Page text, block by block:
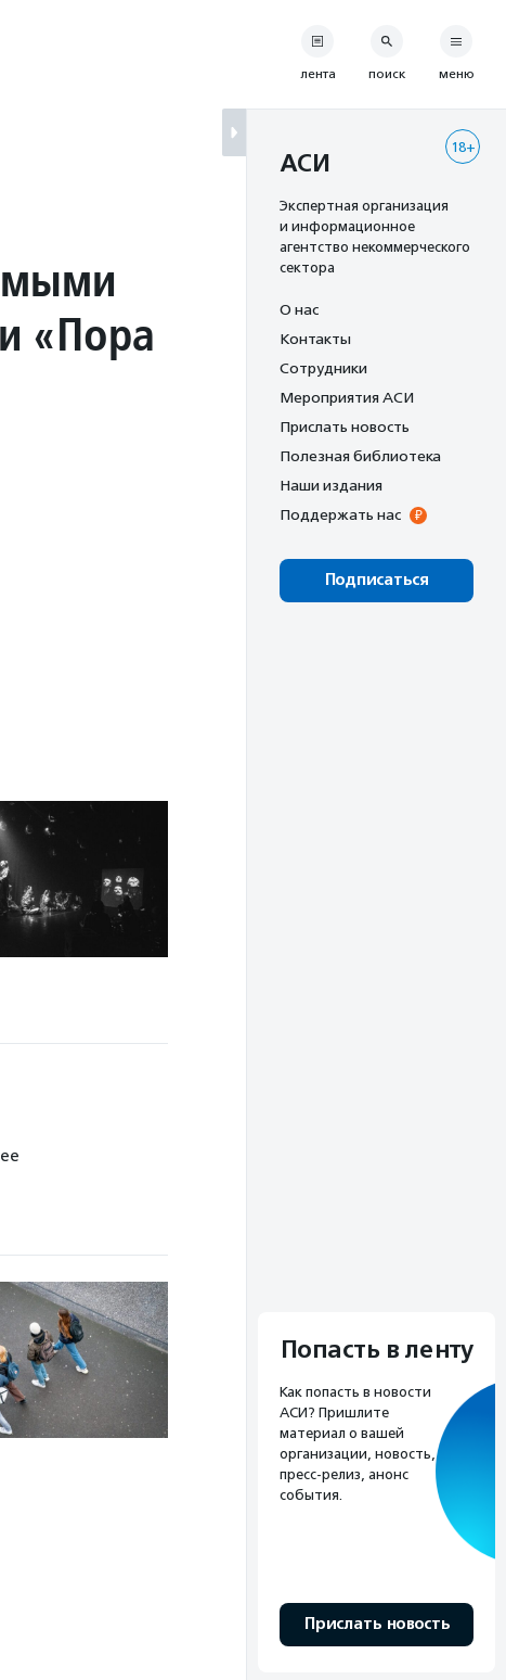
«Пора
лента поиск меню
18+
АСИ
Экспертная организация
и информационное
агентство некоммерческого
сектора
О нас
Контакты
Сотрудники
Мероприятия АСИ
Прислать новость
Полезная библиотека
Наши издания
Поддержать нас
Подписаться
Попасть в ленту
Как попасть в новости
АСИ? Пришлите
материал о вашей
организации, новость,
пресс-релиз, анонс
события.
Прислать новость